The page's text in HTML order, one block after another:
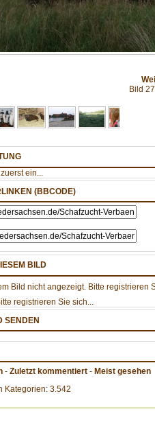
Bild
ein...
(BBCODE)
BILD
Bild nicht angezeigt. Bitte registrieren
registrieren Sie sich...
SENDEN
- Zuletzt kommentiert - Meist gesehen
Kategorien: 3.542